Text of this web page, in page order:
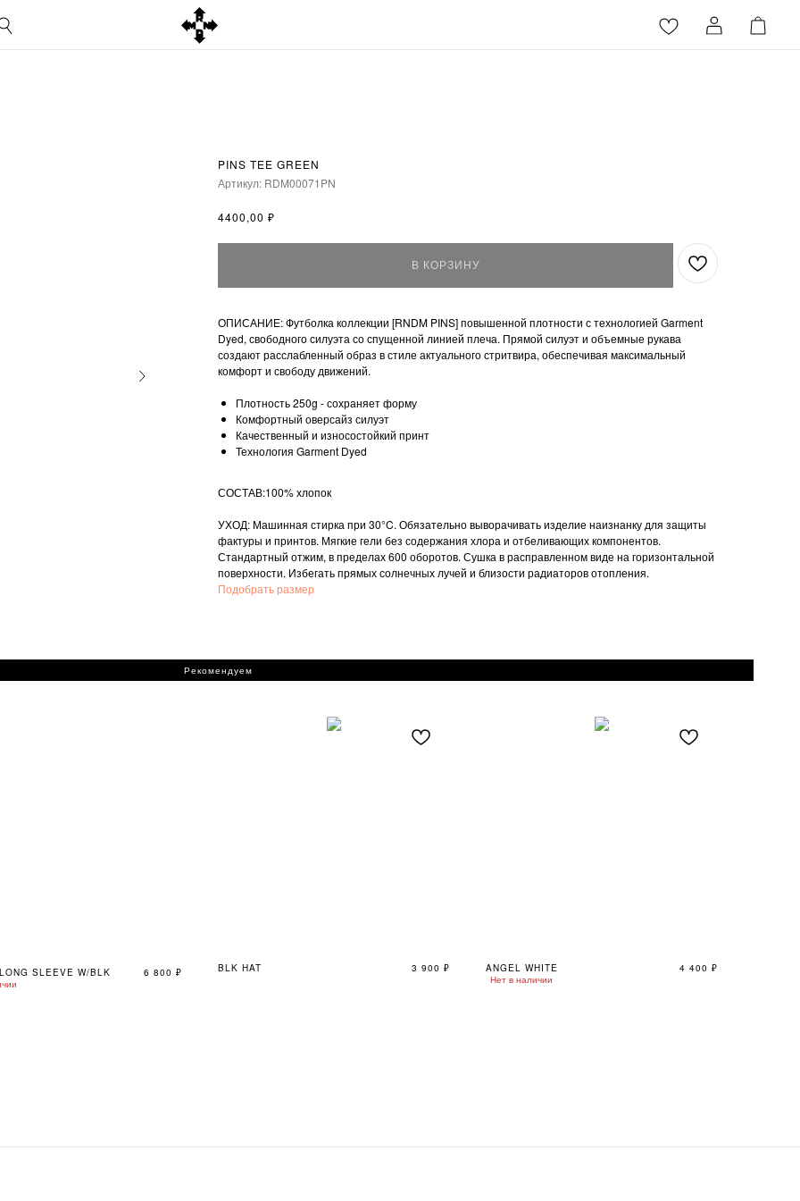
PINS TEE GREEN
Артикул: RDM00071PN
4400,00 ₽
В КОРЗИНУ
ОПИСАНИЕ: Футболка коллекции [RNDM PINS] повышенной плотности с технологией Garment
Dyed, свободного силуэта со спущенной линией плеча. Прямой силуэт и объемные рукава
создают расслабленный образ в стиле актуального стритвира, обеспечивая максимальный
комфорт и свободу движений.
Плотность 250g - сохраняет форму
Комфортный оверсайз силуэт
Качественный и износостойкий принт
Технология Garment Dyed
СОСТАВ:100% хлопок
УХОД: Машинная стирка при 30°C. Обязательно выворачивать изделие наизнанку для защиты
фактуры и принтов. Мягкие гели без содержания хлора и отбеливающих компонентов.
Стандартный отжим, в пределах 600 оборотов. Сушка в расправленном виде на горизонтальной
поверхности. Избегать прямых солнечных лучей и близости радиаторов отопления.
Подобрать размер
Рекомендуем
SLEEVE W/BLK 6 800 ₽
BLK HAT 3 900 ₽ ANGEL WHITE 4 400 ₽
Нет в наличии